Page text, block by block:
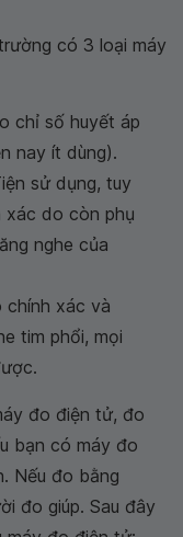
có 3 loại máy
chỉ số huyết áp
nay ít dùng).
sử dụng, tuy
xác do còn phụ
nghe của
chính xác và
tim phổi, mọi
đo điện tử, đo
bạn có máy đo
Nếu đo bằng
đo giúp. Sau đây